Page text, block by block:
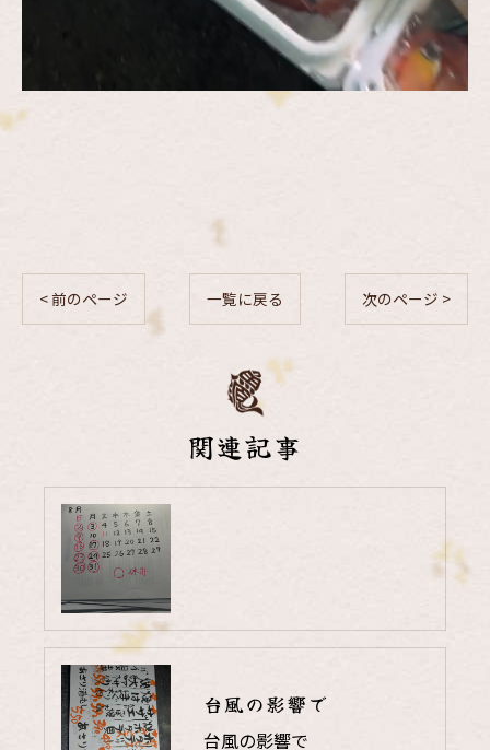
< 前のページ 一覧に戻る 次のページ >
関連記事
台風の影響で
台風の影響で